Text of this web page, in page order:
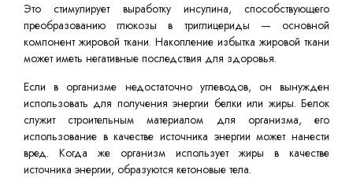
Это стимулирует выработку инсулина, способствующего
преобразованию глюкозы в триглицериды — основной
компонент жировой ткани. Накопление избытка жировой ткани
может иметь негативные последствия для здоровья.
Если в организме недостаточно углеводов, он вынужден
использовать для получения энергии белки или жиры. Белок
служит строительным материалом для организма, его
использование в качестве источника энергии может нанести
вред. Когда же организм использует жиры в качестве
источника энергии, образуются кетоновые тела.